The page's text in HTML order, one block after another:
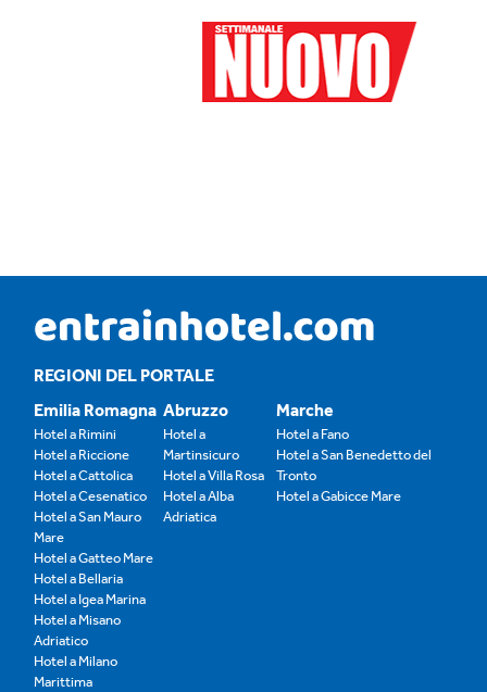
REGIONI DEL PORTALE
Emilia Romagna
Hotel a Rimini
Hotel a Riccione
Hotel a Cattolica
Hotel a Cesenatico
Hotel a San Mauro
Mare
Hotel a Gatteo Mare
Hotel a Bellaria
Hotel a Igea Marina
Hotel a Misano
Adriatico
Hotel a Milano
Marittima
Abruzzo
Hotel a
Martinsicuro
Hotel a Villa Rosa
Hotel a Alba
Adriatica
Marche
Hotel a Fano
Hotel a San Benedetto del
Tronto
Hotel a Gabicce Mare